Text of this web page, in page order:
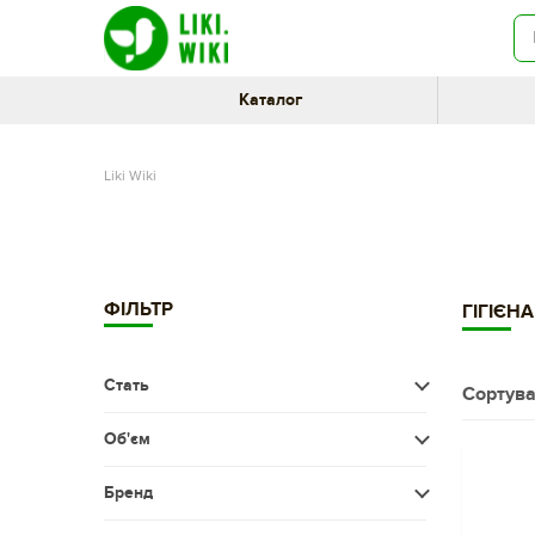
Каталог
Liki Wiki
ФІЛЬТР
Стать
Діти
Об'єм
Бренд